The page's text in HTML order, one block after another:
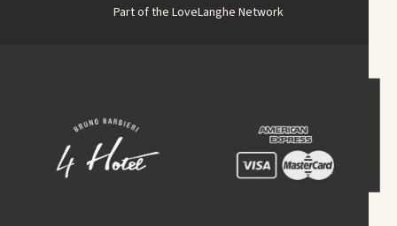
Part of the LoveLanghe Network